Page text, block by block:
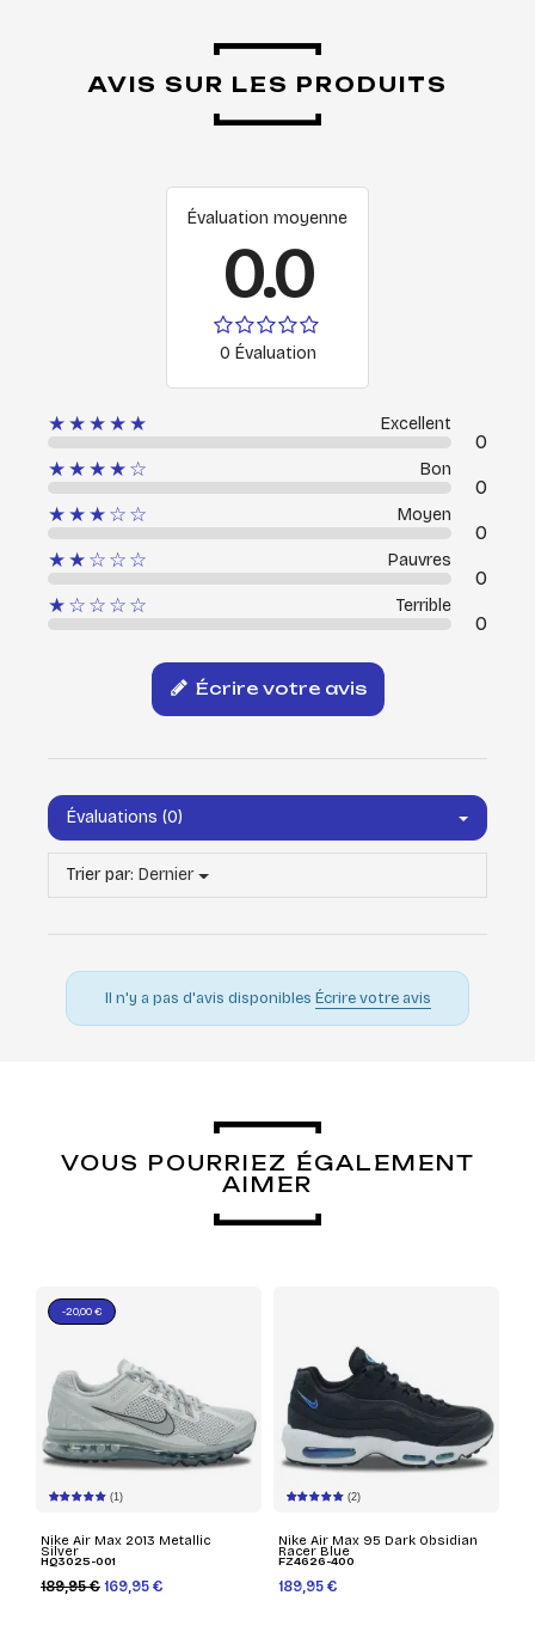
AVIS SUR LES PRODUITS
Évaluation moyenne
0.0
0 Évaluation
★★★★★ Excellent
0
★★★★☆
Bon
0
★★★☆☆
Moyen
0
★★☆☆☆
Pauvres
0
★☆☆☆☆
Terrible
0
Écrire votre avis
Évaluations (0)
Trier par: Dernier
Il n'y a pas d'avis disponibles Écrire votre avis
VOUS POURRIEZ ÉGALEMENT
AIMER
(1)
Nike Air Max 2013 Metallic
Silver
HQ3025-001
189,95 € 169,95 €
-20,00 €
(2)
Nike Air Max 95 Dark Obsidian
Racer Blue
FZ4626-400
189,95 €